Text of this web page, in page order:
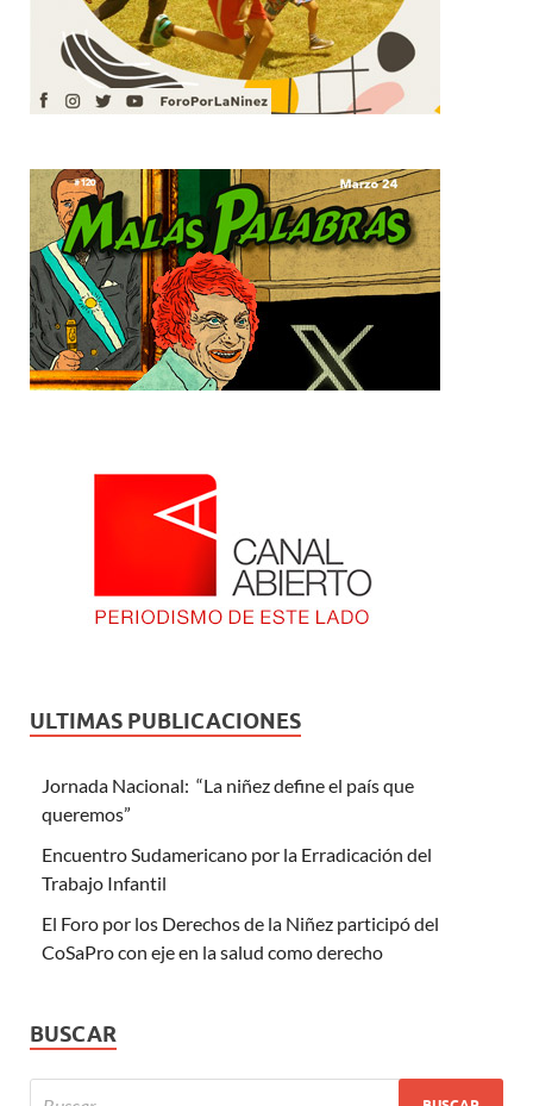
ULTIMAS PUBLICACIONES
Jornada Nacional: “La niñez define el país que
queremos”
Encuentro Sudamericano por la Erradicación del
Trabajo Infantil
El Foro por los Derechos de la Niñez participó del
CoSaPro con eje en la salud como derecho
BUSCAR